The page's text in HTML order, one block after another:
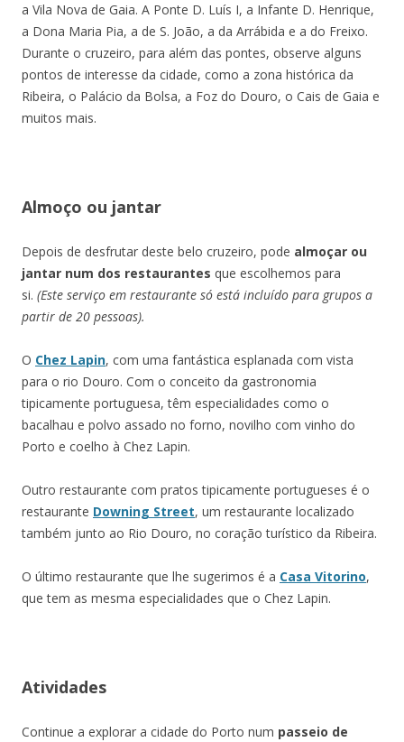
a Vila Nova de Gaia. A Ponte D. Luís I, a Infante D. Henrique,
a Dona Maria Pia, a de S. João, a da Arrábida e a do Freixo.
Durante o cruzeiro, para além das pontes, observe alguns
pontos de interesse da cidade, como a zona histórica da
Ribeira, o Palácio da Bolsa, a Foz do Douro, o Cais de Gaia e
muitos mais.
Almoço ou jantar
Depois de desfrutar deste belo cruzeiro, pode almoçar ou
jantar num dos restaurantes que escolhemos para
si. (Este serviço em restaurante só está incluído para grupos a
partir de 20 pessoas).
O Chez Lapin, com uma fantástica esplanada com vista
para o rio Douro. Com o conceito da gastronomia
tipicamente portuguesa, têm especialidades como o
bacalhau e polvo assado no forno, novilho com vinho do
Porto e coelho à Chez Lapin.
Outro restaurante com pratos tipicamente portugueses é o
restaurante Downing Street, um restaurante localizado
também junto ao Rio Douro, no coração turístico da Ribeira.
O último restaurante que lhe sugerimos é a Casa Vitorino,
que tem as mesma especialidades que o Chez Lapin.
Atividades
Continue a explorar a cidade do Porto num passeio de